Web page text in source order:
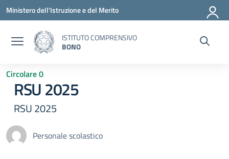
Vai ai contenuti
Vai al menu di navigazione
Vai al footer
Ministero dell'Istruzione e del Merito
ISTITUTO COMPRENSIVO
BONO
Circolare 0
RSU 2025
RSU 2025
Personale scolastico